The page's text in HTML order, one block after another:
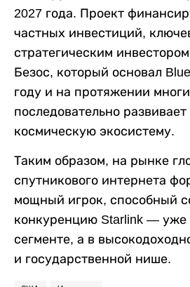
2027 года. Проект
частных инвестиций,
стратегическим
Безос, который основал
году и на протяжении
последовательно
космическую экосистему.
Таким образом, на рынке
спутникового интернета
мощный игрок, способный
конкуренцию Starlink — уже
сегменте, а в
и государственной нише.